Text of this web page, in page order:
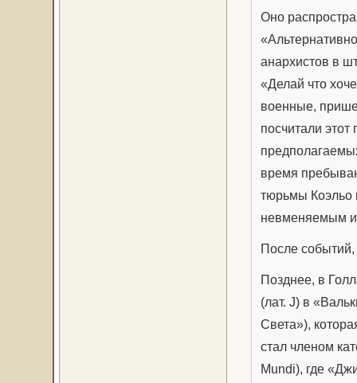
Оно
анархистов в
«Делай что
военные,
посчитали
время
тюрьмы Коэльо
невменяемым и
После
Позднее, в
(лат. J) в
Света»),
стал членом
Mundi), где